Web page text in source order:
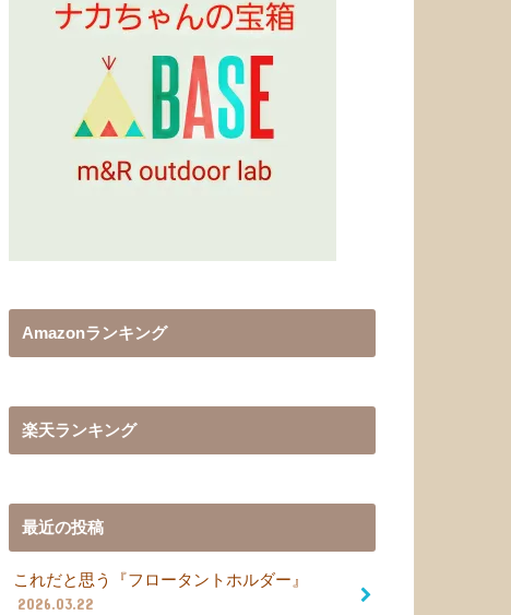
Amazonランキング
楽天ランキング
最近の投稿
これだと思う『フロータントホルダー』
2026.03.22